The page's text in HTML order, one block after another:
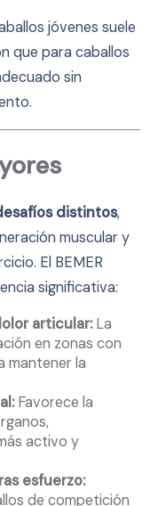
jóvenes suele
que para caballos
sin
distintos,
muscular y
El BEMER
significativa:
articular:La
en zonas con
mantener la
Favorece la
activo y
esfuerzo:
de competición